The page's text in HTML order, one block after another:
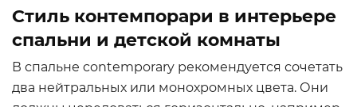
Стиль контемпорари в интерьере
спальни и детской комнаты
В спальне contemporary рекомендуется сочетать
два нейтральных или монохромных цвета. Они